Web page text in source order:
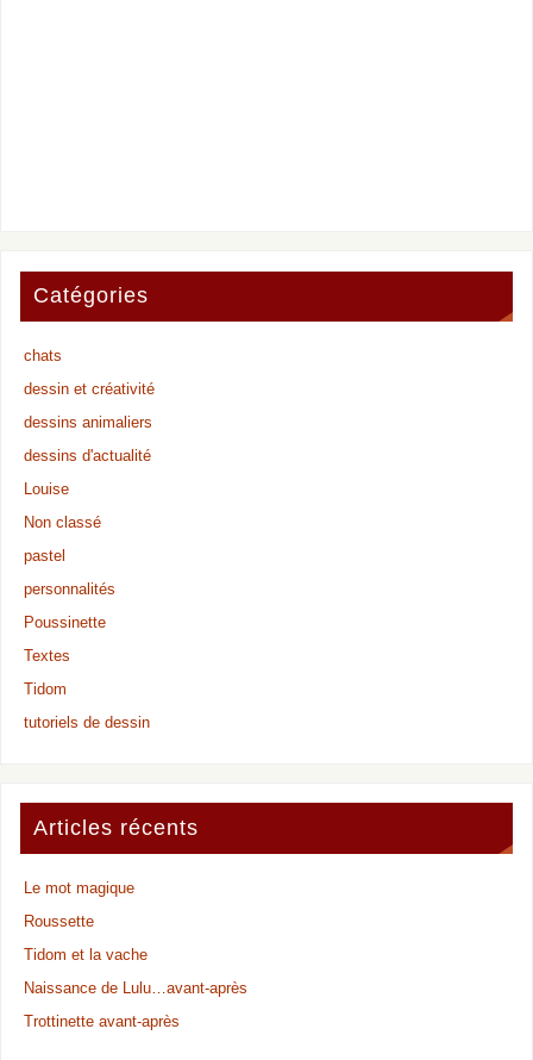
Catégories
chats
dessin et créativité
dessins animaliers
dessins d'actualité
Louise
Non classé
pastel
personnalités
Poussinette
Textes
Tidom
tutoriels de dessin
Articles récents
Le mot magique
Roussette
Tidom et la vache
Naissance de Lulu…avant-après
Trottinette avant-après